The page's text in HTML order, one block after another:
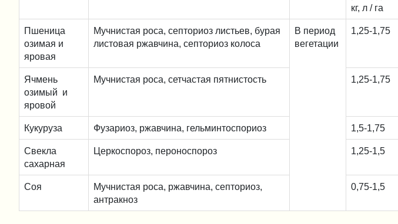
кг, л / га
Пшеница
озимая и
яровая
Мучнистая роса, септориоз листьев, бурая
листовая ржавчина, септориоз колоса
В период
вегетации
1,25-1,75
Ячмень
озимый и
яровой
Мучнистая роса, сетчастая пятнистость 1,25-1,75
Кукуруза Фузариоз, ржавчина, гельминтоспориоз 1,5-1,75
Свекла
сахарная
Церкоспороз, пероноспороз 1,25-1,5
Соя
Мучнистая роса, ржавчина, септориоз,
антракноз
0,75-1,5